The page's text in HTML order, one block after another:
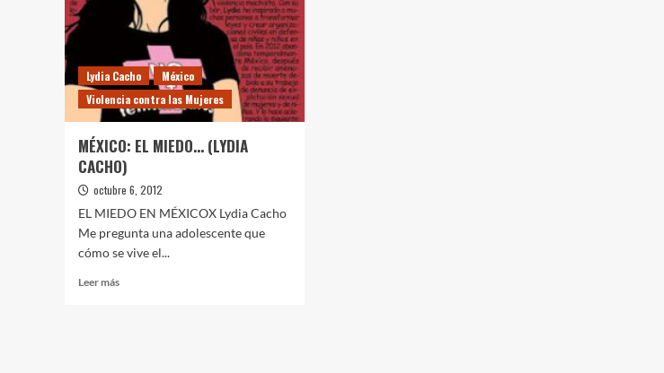
Lydia Cacho
México
Violencia contra las Mujeres
MÉXICO: EL MIEDO… (LYDIA
CACHO)
octubre 6, 2012
EL MIEDO EN MÉXICOX Lydia Cacho
Me pregunta una adolescente que
cómo se vive el...
Leer másLeer